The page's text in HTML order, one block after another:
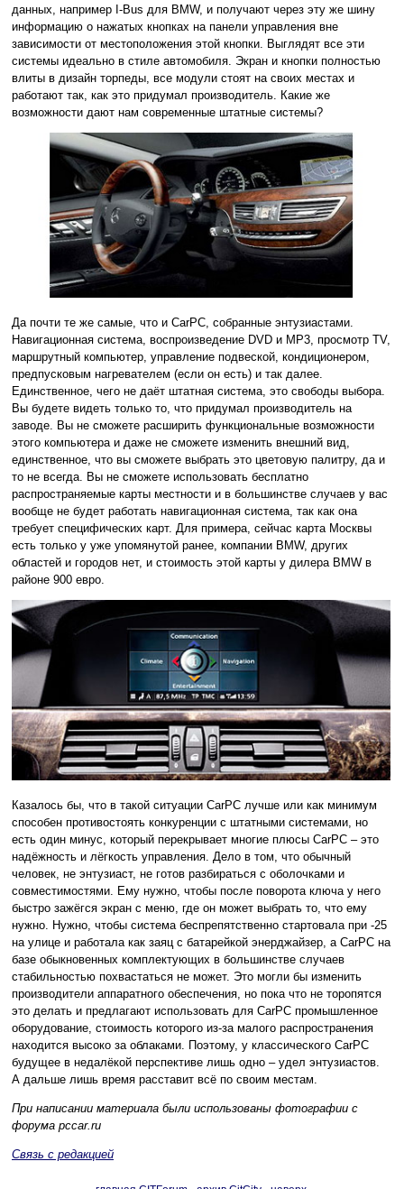
данных, например I-Bus для BMW, и получают через эту же шину
информацию о нажатых кнопках на панели управления вне
зависимости от местоположения этой кнопки. Выглядят все эти
системы идеально в стиле автомобиля. Экран и кнопки полностью
влиты в дизайн торпеды, все модули стоят на своих местах и
работают так, как это придумал производитель. Какие же
возможности дают нам современные штатные системы?
Да почти те же самые, что и CarPC, собранные энтузиастами.
Навигационная система, воспроизведение DVD и MP3, просмотр TV,
маршрутный компьютер, управление подвеской, кондиционером,
предпусковым нагревателем (если он есть) и так далее.
Единственное, чего не даёт штатная система, это свободы выбора.
Вы будете видеть только то, что придумал производитель на
заводе. Вы не сможете расширить функциональные возможности
этого компьютера и даже не сможете изменить внешний вид,
единственное, что вы сможете выбрать это цветовую палитру, да и
то не всегда. Вы не сможете использовать бесплатно
распространяемые карты местности и в большинстве случаев у вас
вообще не будет работать навигационная система, так как она
требует специфических карт. Для примера, сейчас карта Москвы
есть только у уже упомянутой ранее, компании BMW, других
областей и городов нет, и стоимость этой карты у дилера BMW в
районе 900 евро.
Казалось бы, что в такой ситуации CarPC лучше или как минимум
способен противостоять конкуренции с штатными системами, но
есть один минус, который перекрывает многие плюсы CarPC – это
надёжность и лёгкость управления. Дело в том, что обычный
человек, не энтузиаст, не готов разбираться с оболочками и
совместимостями. Ему нужно, чтобы после поворота ключа у него
быстро зажёгся экран с меню, где он может выбрать то, что ему
нужно. Нужно, чтобы система беспрепятственно стартовала при -25
на улице и работала как заяц с батарейкой энерджайзер, а CarPC на
базе обыкновенных комплектующих в большинстве случаев
стабильностью похвастаться не может. Это могли бы изменить
производители аппаратного обеспечения, но пока что не торопятся
это делать и предлагают использовать для CarPC промышленное
оборудование, стоимость которого из-за малого распространения
находится высоко за облаками. Поэтому, у классического CarPC
будущее в недалёкой перспективе лишь одно – удел энтузиастов.
А дальше лишь время расставит всё по своим местам.
При написании материала были использованы фотографии с
форума pccar.ru
Связь с редакцией